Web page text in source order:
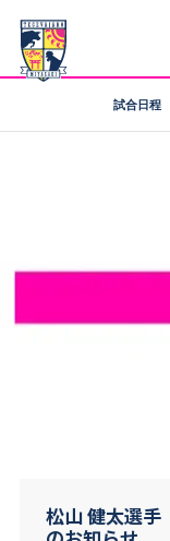
試合日程
松山 健太選